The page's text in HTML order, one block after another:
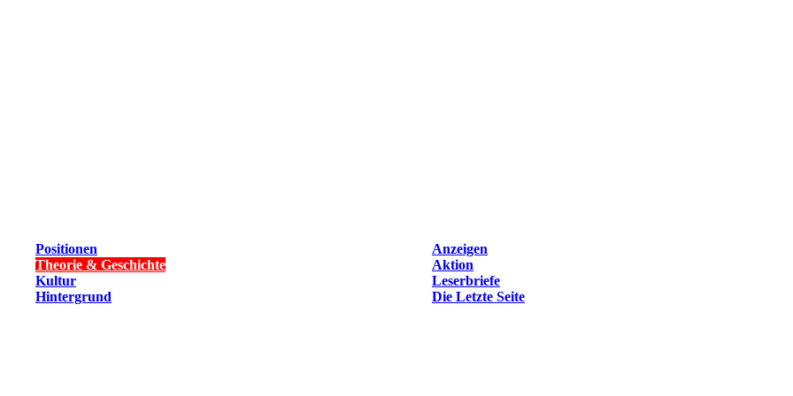
Positionen
Anzeigen
Theorie & Geschichte
Aktion
Kultur
Leserbriefe
Hintergrund Die Letzte Seite